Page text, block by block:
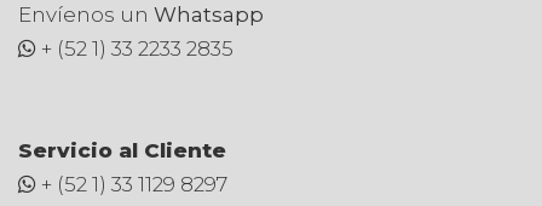
Envíenos un Whatsapp
+ (52 1) 33 2233 2835
Servicio al Cliente
+ (52 1) 33 1129 8297